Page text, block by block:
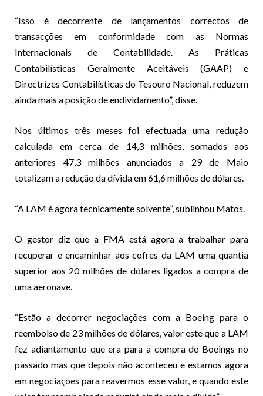
“Isso é decorrente de lançamentos correctos de
transacções em conformidade com as Normas
Internacionais de Contabilidade. As Práticas
Contabilísticas Geralmente Aceitáveis (GAAP) e
Directrizes Contabilísticas do Tesouro Nacional, reduzem
ainda mais a posição de endividamento”, disse.
Nos últimos três meses foi efectuada uma redução
calculada em cerca de 14,3 milhões, somados aos
anteriores 47,3 milhões anunciados a 29 de Maio
totalizam a redução da dívida em 61,6 milhões de dólares.
“A LAM é agora tecnicamente solvente”, sublinhou Matos.
O gestor diz que a FMA está agora a trabalhar para
recuperar e encaminhar aos cofres da LAM uma quantia
superior aos 20 milhões de dólares ligados a compra de
uma aeronave.
“Estão a decorrer negociações com a Boeing para o
reembolso de 23 milhões de dólares, valor este que a LAM
fez adiantamento que era para a compra de Boeings no
passado mas que depois não aconteceu e estamos agora
em negociações para reavermos esse valor, e quando este